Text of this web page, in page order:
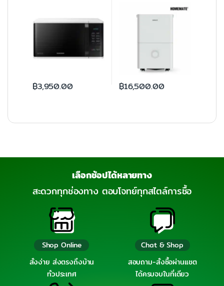
฿3,950.00 ฿16,500.00
เลือกช้อปได้หลายทาง
สะดวกทุกช่องทาง ตอบโจทย์ทุกสไตล์การซื้อ
Shop Online
สั่งง่าย ส่งตรงถึงบ้าน
ทั่วประเทศ
Chat & Shop
สอบถาม-สั่งซื้อผ่านแชต
ได้ครบจบในที่เดียว